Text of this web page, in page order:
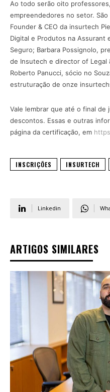
Ao todo serão oito
empreendedores no setor.
Founder & CEO da insurtech
Digital e Produtos na Assurant
Seguro; Barbara Possignolo,
de Insutech e director of Legal
Roberto Panucci, sócio no
estruturação de onze
Vale lembrar que até o final de
descontos. Essas e outras
página da certificação, em
INSCRIÇÕES INSURTECH
Linkedin
ARTIGOS SIMILARES